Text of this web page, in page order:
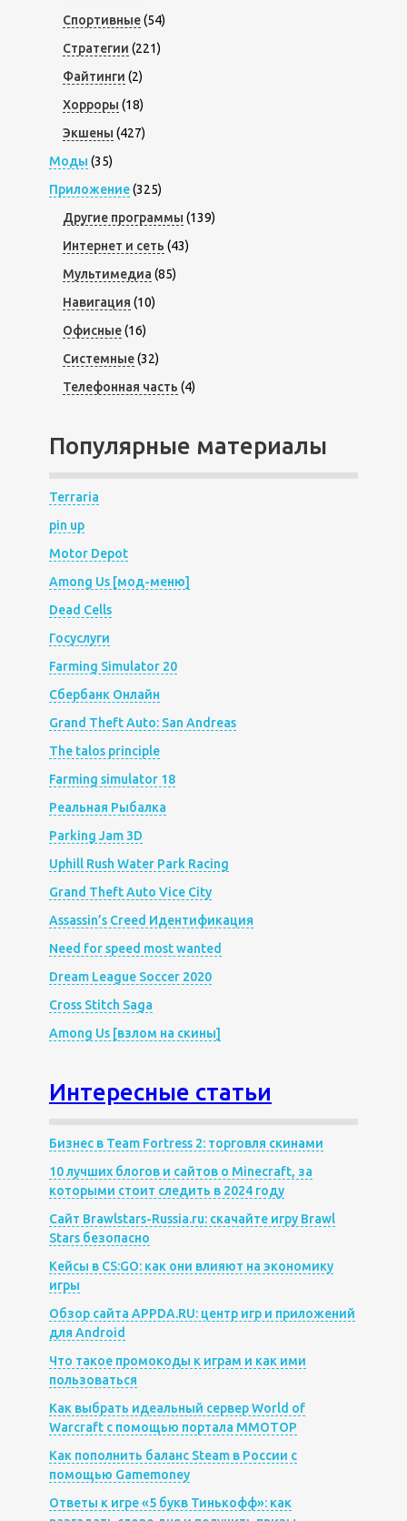
Спортивные(54)
Стратегии (221)
Файтинги (2)
Хорроры (18)
Экшены (427)
Моды (35)
Приложение(325)
Другие программы (139)
Интернет и сеть (43)
Мультимедиа (85)
Навигация (10)
Офисные(16)
Системные(32)
Телефонная часть (4)
Популярные материалы
Terraria
pin up
Motor Depot
Among Us [мод-меню]
Dead Cells
Госуслуги
Farming Simulator 20
Сбербанк Онлайн
Grand Theft Auto: San Andreas
The talos principle
Farming simulator 18
Реальная Рыбалка
Parking Jam 3D
Uphill Rush Water Park Racing
Grand Theft Auto Vice City
Assassin’s Creed Идентификация
Need for speed most wanted
Dream League Soccer 2020
Cross Stitch Saga
Among Us [взлом на скины]
Интересные статьи
Бизнес в Team Fortress 2: торговля скинами
10 лучших блогов и сайтов о Minecraft, за
которыми стоит следить в 2024 году
Сайт Brawlstars-Russia.ru: скачайте игру Brawl
Stars безопасно
Кейсы в CS:GO: как они влияют на экономику
игры
Обзор сайта APPDA.RU: центр игр и приложений
для Android
Что такое промокоды к играм и как ими
пользоваться
Как выбрать идеальный сервер World of
Warcraft с помощью портала MMOTOP
Как пополнить баланс Steam в России с
помощью Gamemoney
Ответы к игре «5 букв Тинькофф»: как